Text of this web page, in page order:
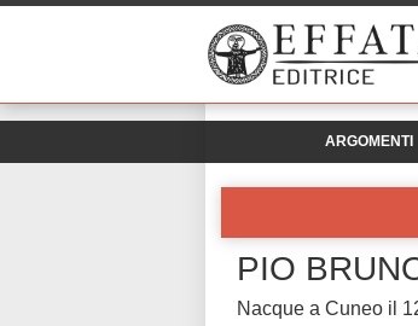
ARGOMENTI
PIO
Nacque a Cuneo il